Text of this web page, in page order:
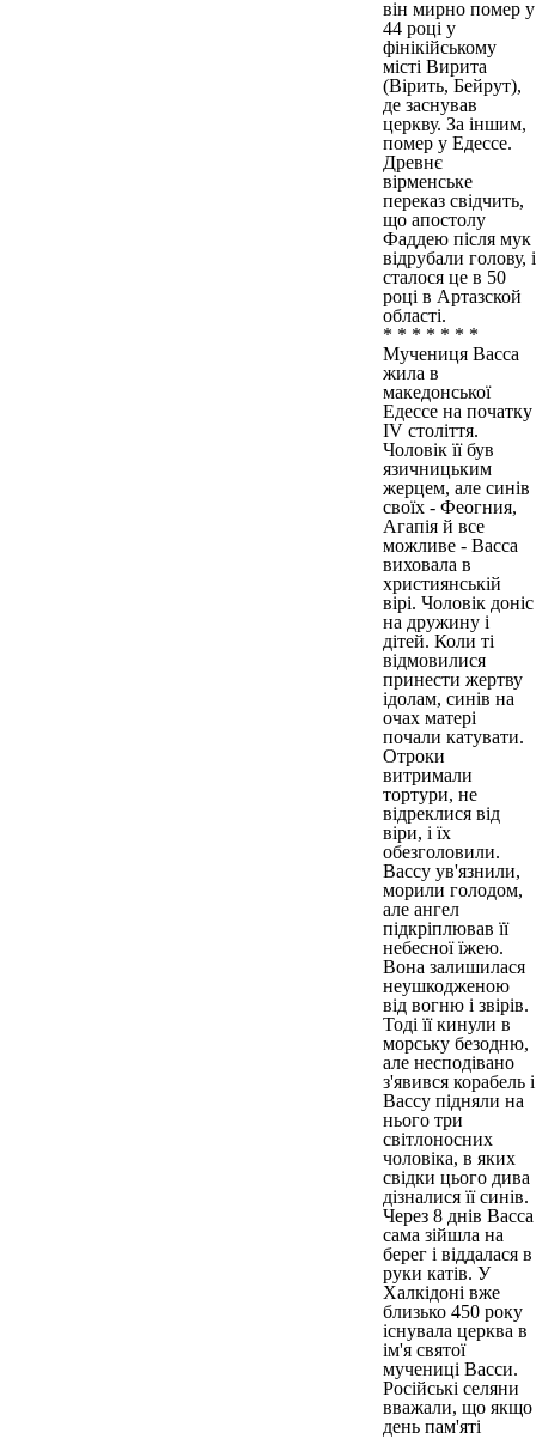
він мирно помер у
44 році у
фінікійському
місті Вирита
(Вірить, Бейрут),
де заснував
церкву. За іншим,
помер у Едессе.
Древнє
вірменське
переказ свідчить,
що апостолу
Фаддею після мук
відрубали голову, і
сталося це в 50
році в Артазской
області.
* * * * * * *
Мучениця Васса
жила в
македонської
Едессе на початку
IV століття.
Чоловік її був
язичницьким
жерцем, але синів
своїх - Феогния,
Агапія й все
можливе - Васса
виховала в
християнській
вірі. Чоловік доніс
на дружину і
дітей. Коли ті
відмовилися
принести жертву
ідолам, синів на
очах матері
почали катувати.
Отроки
витримали
тортури, не
відреклися від
віри, і їх
обезголовили.
Вассу ув'язнили,
морили голодом,
але ангел
підкріплював її
небесної їжею.
Вона залишилася
неушкодженою
від вогню і звірів.
Тоді її кинули в
морську безодню,
але несподівано
з'явився корабель і
Вассу підняли на
нього три
світлоносних
чоловіка, в яких
свідки цього дива
дізналися її синів.
Через 8 днів Васса
сама зійшла на
берег і віддалася в
руки катів. У
Халкідоні вже
близько 450 року
існувала церква в
ім'я святої
мучениці Васси.
Російські селяни
вважали, що якщо
день пам'яті